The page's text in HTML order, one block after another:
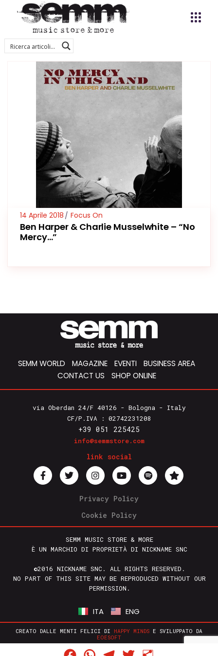
14 Aprile 2018 Focus On
Ben Harper & Charlie Musselwhite – “No
Mercy…”
SEMM WORLD MAGAZINE EVENTI
BUSINESS AREA
CONTACT US
SHOP ONLINE
via Oberdan 24/F 40126 - Bologna - Italy
CF/P.IVA : 02742231208
+39 051 225425
info@semmstore.com
link social
Privacy Policy
Cookie Policy
SEMM MUSIC STORE & MORE
È UN MARCHIO DI PROPRIETÀ DI NICKNAME SNC
©2016 NICKNAME SNC. ALL RIGHTS RESERVED.
NO PART OF THIS SITE MAY BE REPRODUCED WITHOUT OUR
PERMISSION.
ITA ENG
CREATO DALLE MENTI FELICI DI HAPPY MINDS E SVILUPPATO DA
EOESOFT
FacebookWhatsAppTelegram
Twitter